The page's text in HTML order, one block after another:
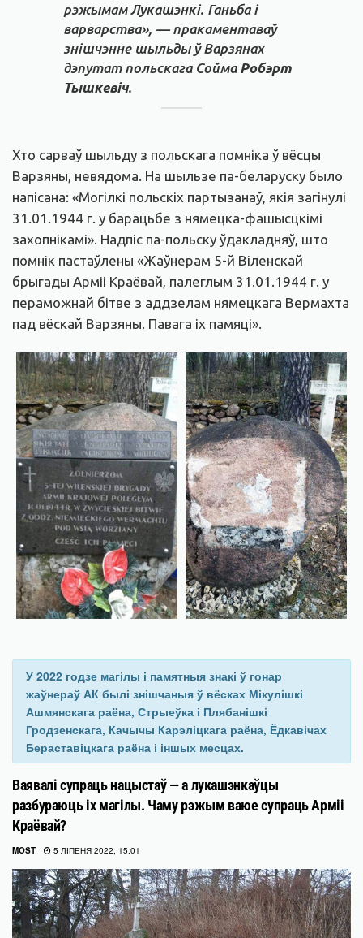
рэжымам Лукашэнкі. Ганьба і
варварства», — пракаментаваў
знішчэнне шыльды ў Варзянах
дэпутат польскага Сойма Робэрт
Тышкевіч.
Хто сарваў шыльду з польскага помніка ў вёсцы
Варзяны, невядома. На шыльзе па-беларуску было
напісана: «Могілкі польскіх партызанаў, якія загінулі
31.01.1944 г. у барацьбе з нямецка-фашысцкімі
захопнікамі». Надпіс па-польску ўдакладняў, што
помнік пастаўлены «Жаўнерам 5-й Віленскай
брыгады Арміі Краёвай, палеглым 31.01.1944 г. у
пераможнай бітве з аддзелам нямецкага Вермахта
пад вёскай Варзяны. Павага іх памяці».
У 2022 годзе магілы і памятныя знакі ў гонар
жаўнераў АК былі знішчаныя ў вёсках Мікулішкі
Ашмянскага раёна, Стрыеўка і Плябанішкі
Гродзенскага, Качычы Карэліцкага раёна, Ёдкавічах
Бераставіцкага раёна і іншых месцах.
Ваявалі супраць нацыстаў — а лукашэнкаўцы
разбураюць іх магілы. Чаму рэжым ваюе супраць Арміі
Краёвай?
MOST 5 ЛІПЕНЯ 2022, 15:01